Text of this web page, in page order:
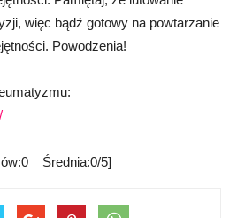
więc bądź gotowy na powtarzanie
Powodzenia!
Średnia:0/5]